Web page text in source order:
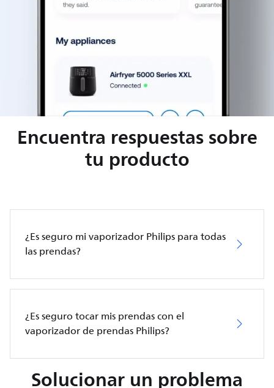
Encuentra respuestas sobre
tu producto
¿Es seguro mi vaporizador Philips para todas
las prendas?
¿Es seguro tocar mis prendas con el
vaporizador de prendas Philips?
Solucionar un problema